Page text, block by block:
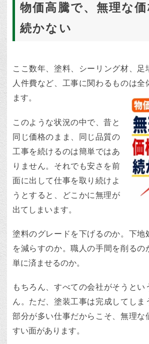
物価高騰で、無理な
続かない
ここ数年、塗料、シーリング材、足
人件費など、工事に関わるものは全
ます。
このような状況の中で、昔と
同じ価格のまま、同じ品質の
工事を続けるのは簡単ではあ
りません。それでも安さを前
面に出して仕事を取り続けよ
うとすると、どこかに無理が
出てしまいます。
塗料のグレードを下げるのか。下地
を減らすのか。職人の手間を削るの
単に済ませるのか。
もちろん、すべての会社がそうとい
ん。ただ、塗装工事は完成してしま
部分が多い仕事だからこそ、無理な
すい面があります。